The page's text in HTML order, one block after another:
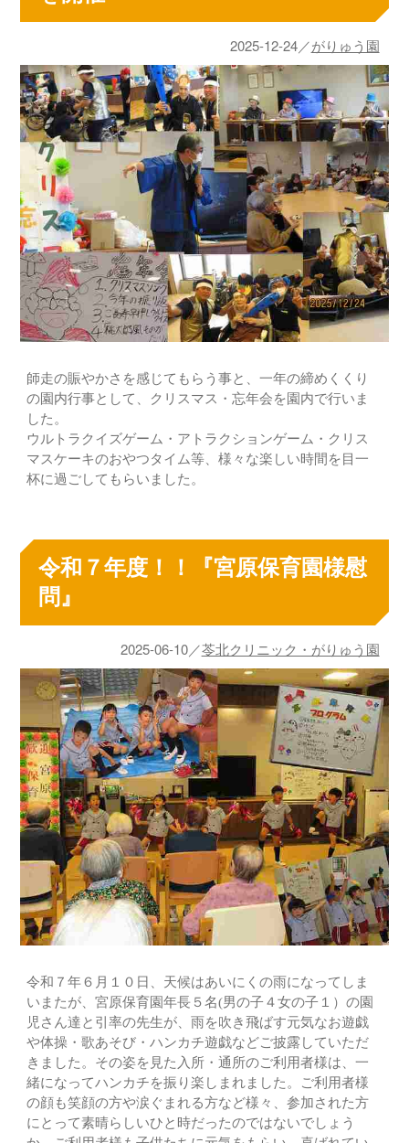
2025-12-24／がりゅう園
師走の賑やかさを感じてもらう事と、一年の締めくくり
の園内行事として、クリスマス・忘年会を園内で行いま
した。
ウルトラクイズゲーム・アトラクションゲーム・クリス
マスケーキのおやつタイム等、様々な楽しい時間を目一
杯に過ごしてもらいました。
令和７年度！！『宮原保育園様慰
問』
2025-06-10／苓北クリニック・がりゅう園
令和７年６月１０日、天候はあいにくの雨になってしま
いまたが、宮原保育園年長５名(男の子４女の子１）の園
児さん達と引率の先生が、雨を吹き飛ばす元気なお遊戯
や体操・歌あそび・ハンカチ遊戯などご披露していただ
きました。その姿を見た入所・通所のご利用者様は、一
緒になってハンカチを振り楽しまれました。ご利用者様
の顔も笑顔の方や涙ぐまれる方など様々、参加された方
にとって素晴らしいひと時だったのではないでしょう